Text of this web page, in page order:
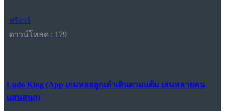
ฟรีแวร์
ดาวน์โหลด : 179
Ludo King (App เกมทอยลูกเต๋าเดินตามแต้ม เล่นหลายคน
แสนสนุก)